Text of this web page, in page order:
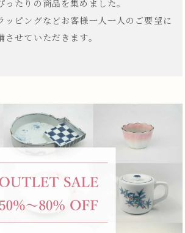
ったりの商品を集めました。
ッピングなどお客様一人一人のご要望に
せていただきます。